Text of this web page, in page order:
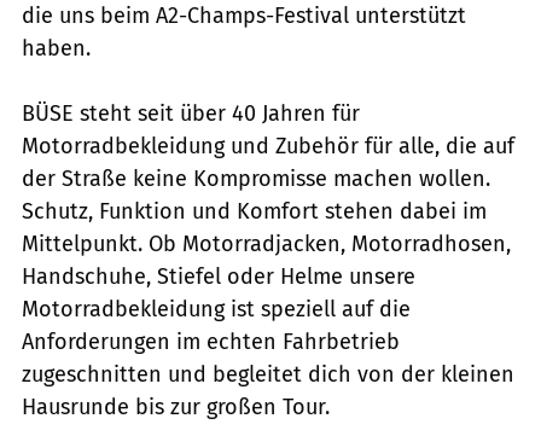
die uns beim A2-Champs-Festival unterstützt
haben.
BÜSE steht seit über 40 Jahren für
Motorradbekleidung und Zubehör für alle, die auf
der Straße keine Kompromisse machen wollen.
Schutz, Funktion und Komfort stehen dabei im
Mittelpunkt. Ob Motorradjacken, Motorradhosen,
Handschuhe, Stiefel oder Helme unsere
Motorradbekleidung ist speziell auf die
Anforderungen im echten Fahrbetrieb
zugeschnitten und begleitet dich von der kleinen
Hausrunde bis zur großen Tour.